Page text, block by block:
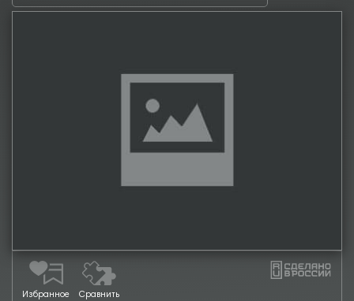
Избранное Сравнить